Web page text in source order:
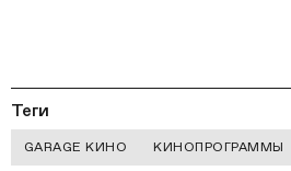
Теги
GARAGE КИНО КИНОПРОГРАММЫ